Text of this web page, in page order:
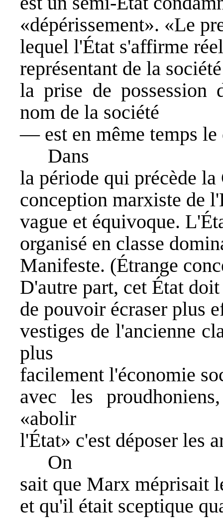
«dépérissement». «Le
lequel l'État s'affirme
représentant de la
la prise de possession
nom de la société
— est en même temps le
Dans
la période qui précède
conception marxiste de
vague et équivoque.
organisé en classe
Manifeste. (Étrange
D'autre part, cet État
de pouvoir écraser plus
vestiges de l'ancienne
plus
facilement l'économie
avec les
«abolir
l'État» c'est déposer les
On
sait que Marx méprisait
et qu'il était sceptique